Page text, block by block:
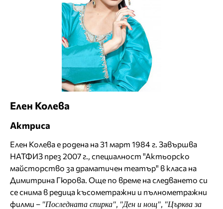
Елен Колева
Актриса
Елен Колева е родена на 31 март 1984 г. Завършва
НАТФИЗ през 2007 г., специалност "Актьорско
майсторство за драматичен театър" в класа на
Димитрина Гюрова. Още по време на следването си
се снима в редица късометражни и пълнометражни
филми – "Последната спирка", "Ден и нощ", "Църква за